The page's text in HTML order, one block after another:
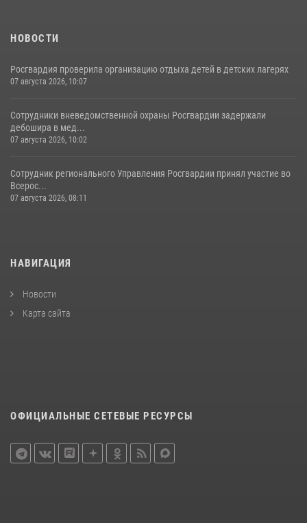
НОВОСТИ
Росгвардия проверила организацию отдыха детей в детских лагерях
07 августа 2026, 10:07
Сотрудники вневедомственной охраны Росгвардии задержали
дебошира в мед...
07 августа 2026, 10:02
Сотрудник регионального Управления Росгвардии принял участие во
Всерос...
07 августа 2026, 08:11
НАВИГАЦИЯ
Новости
Карта сайта
ОФИЦИАЛЬНЫЕ СЕТЕВЫЕ РЕСУРСЫ